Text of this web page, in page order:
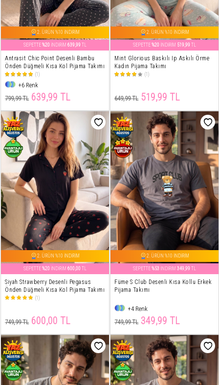
2. ÜRÜN %10 İNDİRİM
SEPETTE%20 İNDİRİM 639,99 TL
Antrasit Chic Point Desenli Bambu
Önden Düğmeli Kısa Kol Pijama Takımı
(1)
+6 Renk
799,99 TL 639,99 TL
2. ÜRÜN %10 İNDİRİM
SEPETTE%20 İNDİRİM 519,99 TL
Mint Glorious Baskılı Ip Askılı Örme
Kadın Pijama Takımı
(1)
649,99 TL 519,99 TL
2. ÜRÜN %10 İNDİRİM
SEPETTE%20 İNDİRİM 600,00 TL
Siyah Strawberry Desenli Pegasus
Önden Düğmeli Kısa Kol Pijama Takımı
(1)
749,99 TL 600,00 TL
2. ÜRÜN %10 İNDİRİM
SEPETTE%53 İNDİRİM 349,99 TL
Füme S Club Desenli Kısa Kollu Erkek
Pijama Takımı
+4 Renk
749,99 TL 349,99 TL